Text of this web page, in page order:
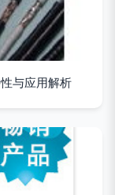
与应用解析